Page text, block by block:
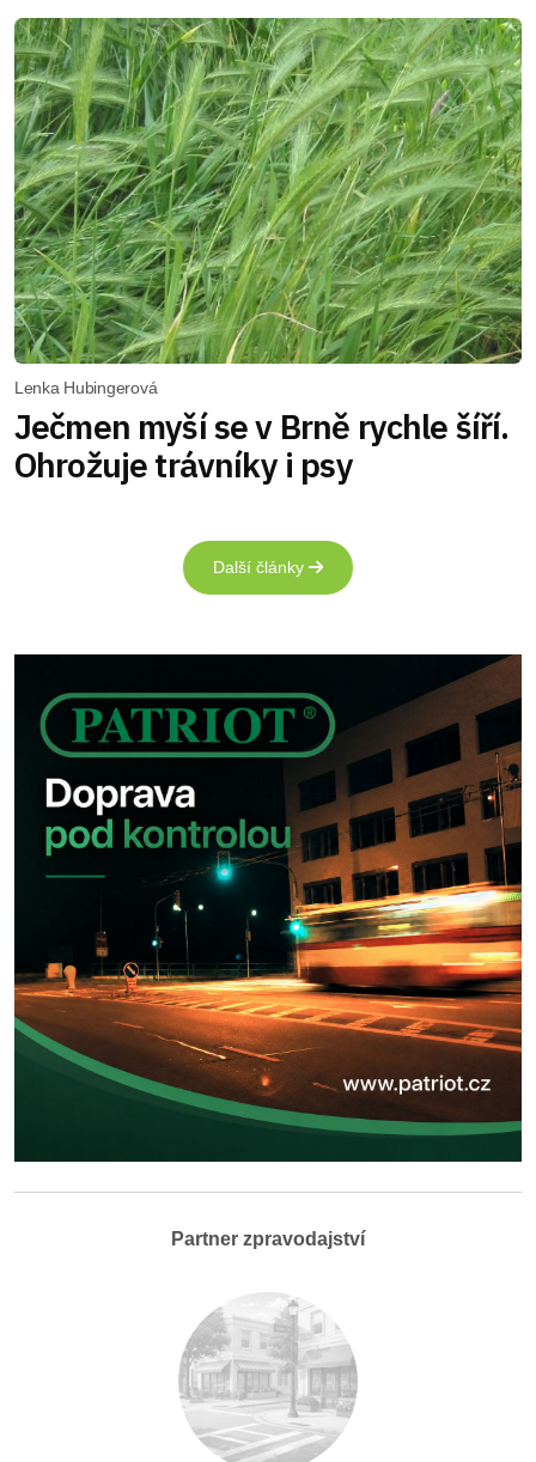
Lenka Hubingerová
Ječmen myší se v Brně rychle šíří.
Ohrožuje trávníky i psy
Další články
Partner zpravodajství